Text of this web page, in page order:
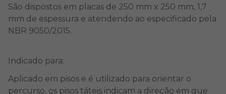
São dispostos em placas de 250 mm x 250 mm, 1,7
mm de espessura e atendendo ao especificado pela
NBR 9050/2015.
Indicado para:
Aplicado em pisos e é utilizado para orientar o
percurso, os pisos táteis indicam a direção em que